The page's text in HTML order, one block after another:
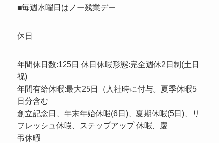
■毎週水曜日はノー残業デー
休日
年間休日数:125日 休日休暇形態:完全週休2日制(土日
祝)
年間有給休暇:最大25日（入社時に付与。夏季休暇5
日分含む
創立記念日、年末年始休暇(6日)、夏期休暇(5日)、リ
フレッシュ休暇、ステップアップ 休暇、慶
弔休暇